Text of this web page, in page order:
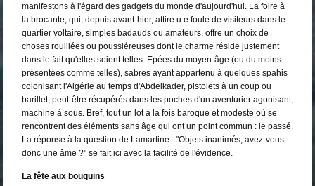
manifestons à l'égard des gadgets du monde d'aujourd'hui. La foire à
la brocante, qui, depuis avant-hier, attire u e foule de visiteurs dans le
quartier voltaire, simples badauds ou amateurs, offre un choix de
choses rouillées ou poussiéreuses dont le charme réside justement
dans le fait qu'elles soient telles. Epées du moyen-âge (ou du moins
présentées comme telles), sabres ayant appartenu à quelques spahis
colonisant l'Algérie au temps d'Abdelkader, pistolets à un coup ou
barillet, peut-être récupérés dans les poches d'un aventurier agonisant,
machine à sous. Bref, tout un lot à la fois baroque et modeste où se
rencontrent des éléments sans âge qui ont un point commun : le passé.
La réponse à la question de Lamartine : "Objets inanimés, avez-vous
donc une âme ?" se fait ici avec la facilité de l'évidence.
La fête aux bouquins